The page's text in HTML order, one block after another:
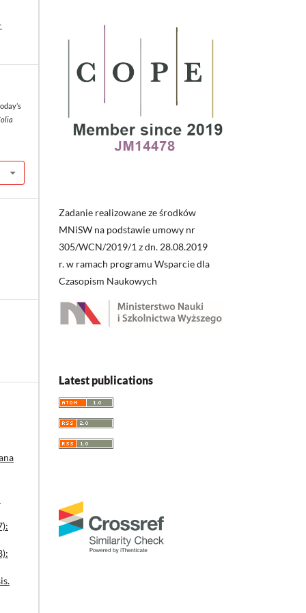
Zadanie realizowane ze środków
MNiSW na podstawie umowy nr
305/WCN/2019/1 z dn. 28.08.2019
r. w ramach programu Wsparcie dla
Czasopism Naukowych
Latest publications